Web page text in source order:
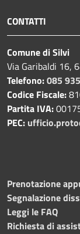
CONTATTI
Comune di Silvi
Via Garibaldi 16,
Telefono:085
Codice Fiscale:
Partita IVA:
PEC:
Prenotazione
Segnalazione
Leggi le FAQ
Richiesta di